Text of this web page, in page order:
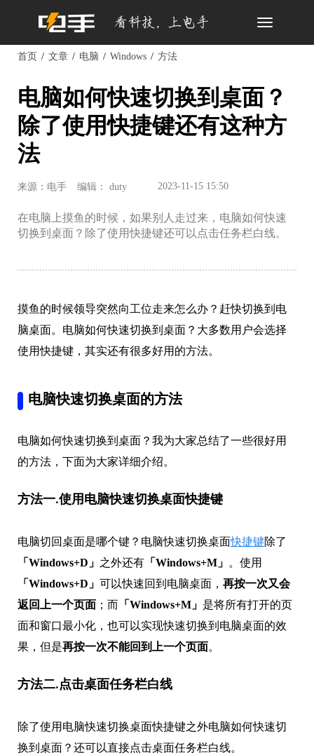
Toggle
首页 文章 电脑 Windows 方法
电脑如何快速切换到桌面？
除了使用快捷键还有这种方
法
来源：电手 编辑： duty 2023-11-15 15:50
在电脑上摸鱼的时候，如果别人走过来，电脑如何快速
切换到桌面？除了使用快捷键还可以点击任务栏白线。
摸鱼的时候领导突然向工位走来怎么办？赶快切换到电
脑桌面。电脑如何快速切换到桌面？大多数用户会选择
使用快捷键，其实还有很多好用的方法。
电脑快速切换桌面的方法
电脑如何快速切换到桌面？我为大家总结了一些很好用
的方法，下面为大家详细介绍。
方法一.使用电脑快速切换桌面快捷键
电脑切回桌面是哪个键？电脑快速切换桌面快捷键除了
「Windows+D」 之外还有 「Windows+M」 。使用
「Windows+D」 可以快速回到电脑桌面， 再按一次又会
返回上一个页面 ；而 「Windows+M」 是将所有打开的页
面和窗口最小化，也可以实现快速切换到电脑桌面的效
果，但是再按一次不能回到上一个页面。
方法二.点击桌面任务栏白线
除了使用电脑快速切换桌面快捷键之外电脑如何快速切
换到桌面？还可以直接点击桌面任务栏白线。